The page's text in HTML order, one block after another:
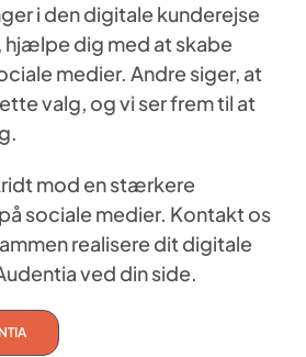
i den digitale kunderejse
dig med at skabe
medier. Andre siger, at
valg, og vi ser frem til at
mod en stærkere
sociale medier. Kontakt os
realisere dit digitale
ved din side.